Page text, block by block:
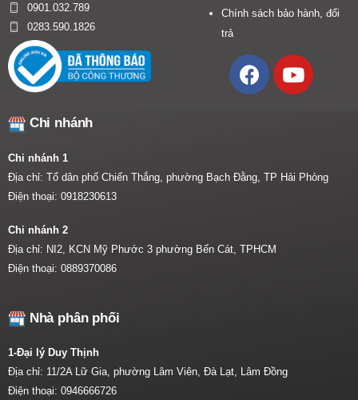
0901.032.789
0283.590.1826
Chính sách bảo hành, đổi
trả
Chi nhánh
Chi nhánh 1
Địa chỉ: Tổ dân phố Chiến Thắng, phường Bạch Đằng, TP Hải Phòng
Điện thoại: 0918230613
Chi nhánh 2
Địa chỉ: NI2, KCN Mỹ Phước 3 phường Bến Cát, TPHCM
Điện thoại: 0889370086
Nhà phân phối
1-Đại lý Duy Thịnh
Địa chỉ: 11/2A Lữ Gia, phường Lâm Viên, Đà Lạt, Lâm Đồng
Điện thoại: 0946666726